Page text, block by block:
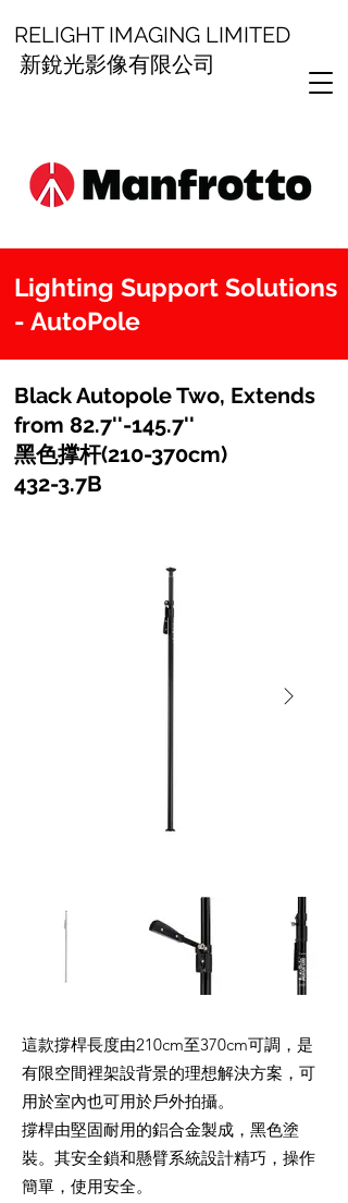
RELIGHT IMAGING LIMITED
新銳光影像有限公司
Lighting Support Solutions
- AutoPole
Black Autopole Two, Extends
from 82.7''-145.7''
黑色撑杆(210-370cm)
432-3.7B
這款撐桿長度由210cm至370cm可調，是
有限空間裡架設背景的理想解決方案，可
用於室內也可用於戶外拍攝。
撐桿由堅固耐用的鋁合金製成，黑色塗
裝。其安全鎖和懸臂系統設計精巧，操作
簡單，使用安全。